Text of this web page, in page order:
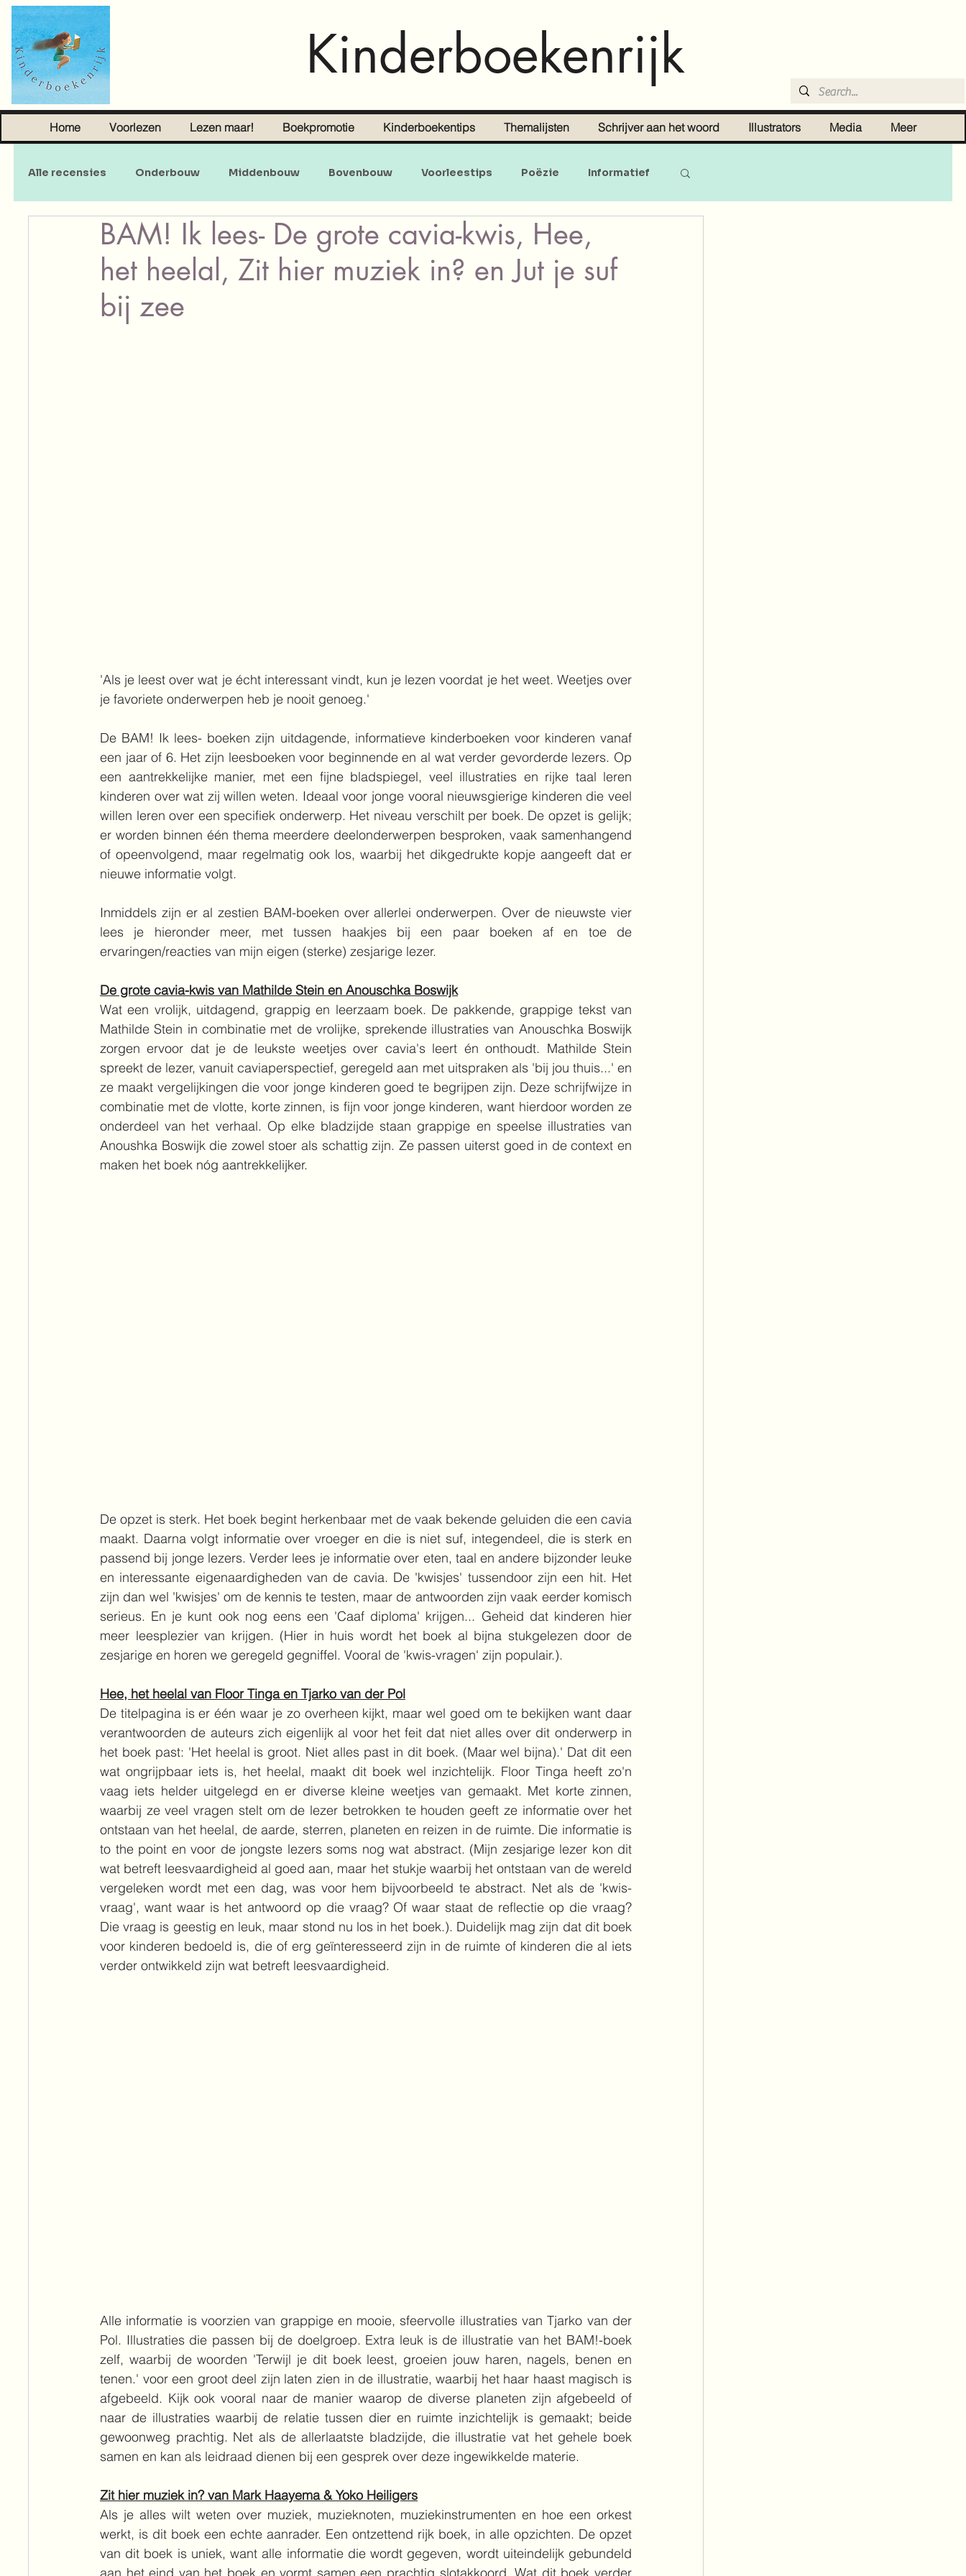
Kinderboekenrijk
Home Voorlezen Lezen maar! Boekpromotie Kinderboekentips Themalijsten Schrijver aan het woord Illustrators Media Meer
Alle recensies Onderbouw Middenbouw Bovenbouw Voorleestips Poëzie Informatief
Sprookjes Young Adult Volwassenen Doe-en zoekboeken Baby's en peuters
BAM! Ik lees- De grote cavia-kwis, Hee,
het heelal, Zit hier muziek in? en Jut je suf
bij zee
'Als je leest over wat je écht interessant vindt, kun je lezen voordat je het weet. Weetjes over
je favoriete onderwerpen heb je nooit genoeg.'
De BAM! Ik lees- boeken zijn uitdagende, informatieve kinderboeken voor kinderen vanaf
een jaar of 6. Het zijn leesboeken voor beginnende en al wat verder gevorderde lezers. Op
een aantrekkelijke manier, met een fijne bladspiegel, veel illustraties en rijke taal leren
kinderen over wat zij willen weten. Ideaal voor jonge vooral nieuwsgierige kinderen die veel
willen leren over een specifiek onderwerp. Het niveau verschilt per boek. De opzet is gelijk;
er worden binnen één thema meerdere deelonderwerpen besproken, vaak samenhangend
of opeenvolgend, maar regelmatig ook los, waarbij het dikgedrukte kopje aangeeft dat er
nieuwe informatie volgt.
Inmiddels zijn er al zestien BAM-boeken over allerlei onderwerpen. Over de nieuwste vier
lees je hieronder meer, met tussen haakjes bij een paar boeken af en toe de
ervaringen/reacties van mijn eigen (sterke) zesjarige lezer.
De grote cavia-kwis van Mathilde Stein en Anouschka Boswijk
Wat een vrolijk, uitdagend, grappig en leerzaam boek. De pakkende, grappige tekst van
Mathilde Stein in combinatie met de vrolijke, sprekende illustraties van Anouschka Boswijk
zorgen ervoor dat je de leukste weetjes over cavia's leert én onthoudt. Mathilde Stein
spreekt de lezer, vanuit caviaperspectief, geregeld aan met uitspraken als 'bij jou thuis...' en
ze maakt vergelijkingen die voor jonge kinderen goed te begrijpen zijn. Deze schrijfwijze in
combinatie met de vlotte, korte zinnen, is fijn voor jonge kinderen, want hierdoor worden ze
onderdeel van het verhaal. Op elke bladzijde staan grappige en speelse illustraties van
Anoushka Boswijk die zowel stoer als schattig zijn. Ze passen uiterst goed in de context en
maken het boek nóg aantrekkelijker.
De opzet is sterk. Het boek begint herkenbaar met de vaak bekende geluiden die een cavia
maakt. Daarna volgt informatie over vroeger en die is niet suf, integendeel, die is sterk en
passend bij jonge lezers. Verder lees je informatie over eten, taal en andere bijzonder leuke
en interessante eigenaardigheden van de cavia. De 'kwisjes' tussendoor zijn een hit. Het
zijn dan wel 'kwisjes' om de kennis te testen, maar de antwoorden zijn vaak eerder komisch
serieus. En je kunt ook nog eens een 'Caaf diploma' krijgen... Geheid dat kinderen hier
meer leesplezier van krijgen. (Hier in huis wordt het boek al bijna stukgelezen door de
zesjarige en horen we geregeld gegniffel. Vooral de 'kwis-vragen' zijn populair.).
Hee, het heelal van Floor Tinga en Tjarko van der Pol
De titelpagina is er één waar je zo overheen kijkt, maar wel goed om te bekijken want daar
verantwoorden de auteurs zich eigenlijk al voor het feit dat niet alles over dit onderwerp in
het boek past: 'Het heelal is groot. Niet alles past in dit boek. (Maar wel bijna).' Dat dit een
wat ongrijpbaar iets is, het heelal, maakt dit boek wel inzichtelijk. Floor Tinga heeft zo'n
vaag iets helder uitgelegd en er diverse kleine weetjes van gemaakt. Met korte zinnen,
waarbij ze veel vragen stelt om de lezer betrokken te houden geeft ze informatie over het
ontstaan van het heelal, de aarde, sterren, planeten en reizen in de ruimte. Die informatie is
to the point en voor de jongste lezers soms nog wat abstract. (Mijn zesjarige lezer kon dit
wat betreft leesvaardigheid al goed aan, maar het stukje waarbij het ontstaan van de wereld
vergeleken wordt met een dag, was voor hem bijvoorbeeld te abstract. Net als de 'kwis-
vraag', want waar is het antwoord op die vraag? Of waar staat de reflectie op die vraag?
Die vraag is geestig en leuk, maar stond nu los in het boek.). Duidelijk mag zijn dat dit boek
voor kinderen bedoeld is, die of erg geïnteresseerd zijn in de ruimte of kinderen die al iets
verder ontwikkeld zijn wat betreft leesvaardigheid.
Alle informatie is voorzien van grappige en mooie, sfeervolle illustraties van Tjarko van der
Pol. Illustraties die passen bij de doelgroep. Extra leuk is de illustratie van het BAM!-boek
zelf, waarbij de woorden 'Terwijl je dit boek leest, groeien jouw haren, nagels, benen en
tenen.' voor een groot deel zijn laten zien in de illustratie, waarbij het haar haast magisch is
afgebeeld. Kijk ook vooral naar de manier waarop de diverse planeten zijn afgebeeld of
naar de illustraties waarbij de relatie tussen dier en ruimte inzichtelijk is gemaakt; beide
gewoonweg prachtig. Net als de allerlaatste bladzijde, die illustratie vat het gehele boek
samen en kan als leidraad dienen bij een gesprek over deze ingewikkelde materie.
Zit hier muziek in? van Mark Haayema & Yoko Heiligers
Als je alles wilt weten over muziek, muzieknoten, muziekinstrumenten en hoe een orkest
werkt, is dit boek een echte aanrader. Een ontzettend rijk boek, in alle opzichten. De opzet
van dit boek is uniek, want alle informatie die wordt gegeven, wordt uiteindelijk gebundeld